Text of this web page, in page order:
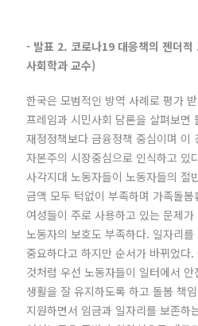
- 발표 2. 코로나19 대응책의 젠더적
사회학과 교수)
한국은 모범적인 방역 사례로 평가
프레임과 시민사회 담론을 살펴보면
재정정책보다 금융정책 중심이며 이
자본주의 시장중심으로 인식하고 있
사각지대 노동자들이 노동자들의 절
금액 모두 턱없이 부족하며 가족돌
여성들이 주로 사용하고 있는 문제
노동자의 보호도 부족하다. 일자리
중요하다고 하지만 순서가 바뀌었다
것처럼 우선 노동자들이 일터에서
생활을 잘 유지하도록 하고 돌봄 책
지원하면서 임금과 일자리를 보존하